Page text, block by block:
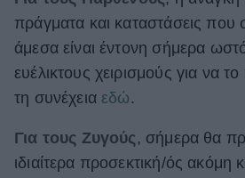
πράγματα και καταστάσεις που
άμεσα είναι έντονη σήμερα
ευέλικτους χειρισμούς για να
τη συνέχεια εδώ .
Για τους Ζυγούς , σήμερα θα
ιδιαίτερα προσεκτική/ός ακόμη